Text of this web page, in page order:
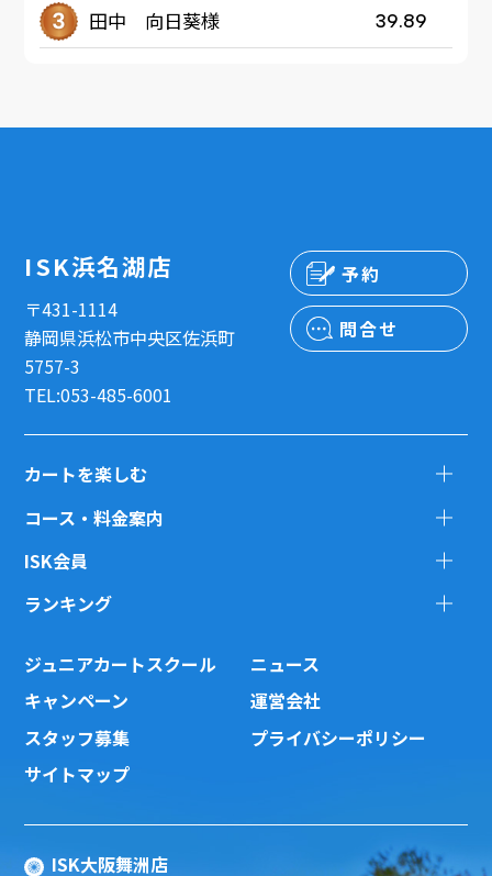
田中 向日葵様 39.89
ISK浜名湖店
〒431-1114
静岡県浜松市中央区佐浜町
5757-3
TEL:053-485-6001
予約
問合せ
カートを楽しむ
コース・料金案内
ISK会員
ランキング
ジュニアカートスクール
ニュース
キャンペーン
運営会社
スタッフ募集
プライバシーポリシー
サイトマップ
ISK大阪舞洲店